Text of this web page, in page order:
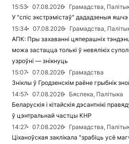
15:53
07.08.2026
Грамадства,
У "спіс экстрэмістаў" дададзеныя
15:34
07.08.2026
Грамадства,
АПК: Пры захаванні цяперашніх
можа застацца толькі ў невялікіх
узроўні — знікнуць
15:07
07.08.2026
Грамадства
Зніклы ў Гродзенскім раёне грыбнік
14:57
07.08.2026
Бяспека, Палітыка
Беларускія і кітайскія дэсантнікі
ў цэнтральнай частцы КНР
14:27
07.08.2026
Грамадства,
Ціханоўская заклікала "зрабіць усё